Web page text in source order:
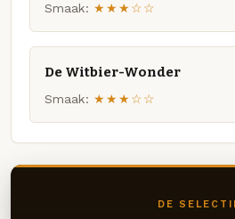
Smaak: ★★★☆☆
De Witbier-Wonder
Smaak: ★★★☆☆
DE